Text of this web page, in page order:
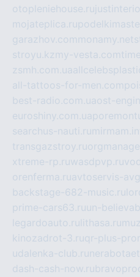
otopleniehouse.ru
mojateplica.ru
garazhov.com monamy.net
stroyu.kz my-vesta.com
zsmh.com.ua
all-tattoos-for-men.com
best-radio.com.uaost-
euroshiny.com.ua
searchus-nauti.ru
transgazstroy.ru
xtreme-rp.ruwasdpvp.ru
orenferma.ruavtoservis-
backstage-682-music.ru
prime-cars63.ruun-
legardoauto.ru lithasa.ru
kinozadrot-3.ruqr-plus-
udalenka-club.ru
dash-cash-now.ru